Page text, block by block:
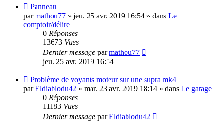
Nouveau
message
Panneau
parmathou77 » jeu. 25 avr. 2019 16:54 » dans Le
comptoir/délire
0 Réponses
13673 Vues
Dernier message parmathou77
jeu. 25 avr. 2019 16:54
Nouveau
message
Problème de voyants moteur sur une supra mk4
parEldiablodu42 » mar. 23 avr. 2019 18:14 » dans Le garage
0 Réponses
11183 Vues
Dernier message parEldiablodu42